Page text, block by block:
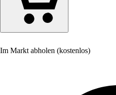
Im Markt abholen (kostenlos)